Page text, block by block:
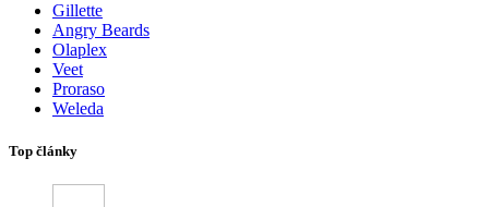
Gillette
Angry Beards
Olaplex
Veet
Proraso
Weleda
Top články